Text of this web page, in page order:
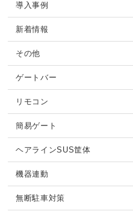
導入事例
新着情報
その他
ゲートバー
リモコン
簡易ゲート
ヘアラインSUS筐体
機器連動
無断駐車対策